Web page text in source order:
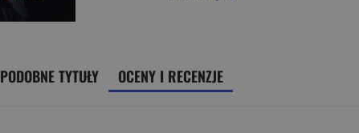
PODOBNE TYTUŁY OCENY I RECENZJE